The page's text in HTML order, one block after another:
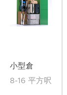
小型倉
8-16 平方呎